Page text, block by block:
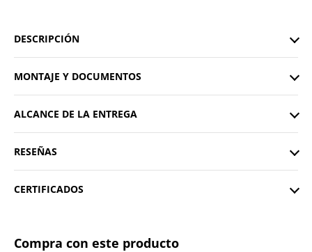
DESCRIPCIÓN
MONTAJE Y DOCUMENTOS
ALCANCE DE LA ENTREGA
RESEÑAS
CERTIFICADOS
Compra con este producto